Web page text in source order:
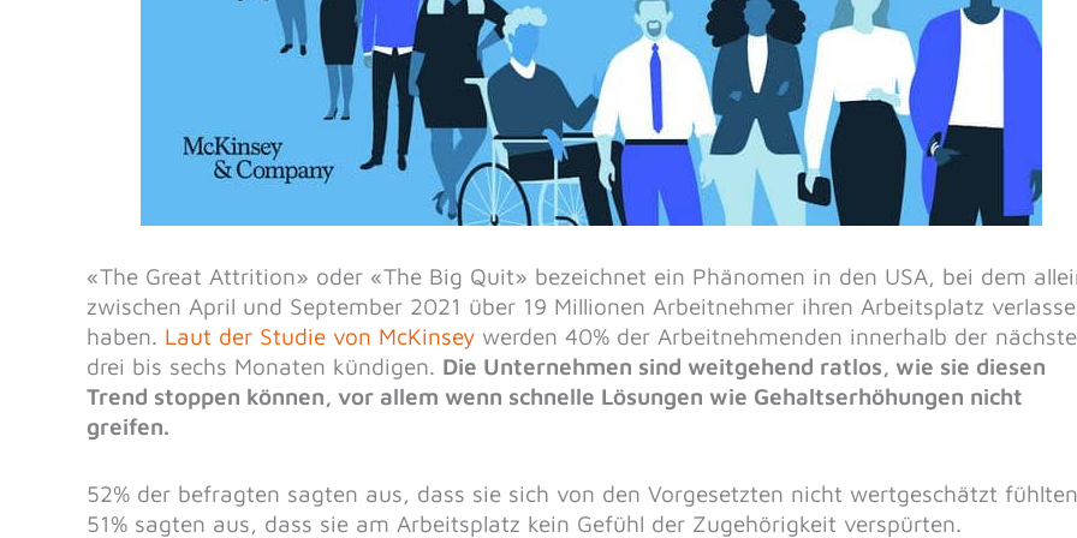
«The Great Attrition» oder «The Big Quit» bezeichnet ein Phänomen in den USA, bei dem
zwischen April und September 2021 über 19 Millionen Arbeitnehmer ihren Arbeitsplatz
haben. Laut der Studie von McKinsey werden 40% der Arbeitnehmenden innerhalb der
drei bis sechs Monaten kündigen. Die Unternehmen sind weitgehend ratlos, wie sie diesen
Trend stoppen können, vor allem wenn schnelle Lösungen wie Gehaltserhöhungen nicht
greifen.
52% der befragten sagten aus, dass sie sich von den Vorgesetzten nicht wertgeschätzt
51% sagten aus, dass sie am Arbeitsplatz kein Gefühl der Zugehörigkeit verspürten.